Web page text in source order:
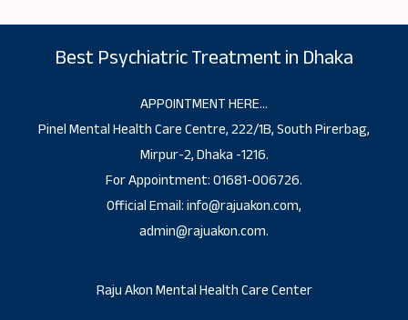
Best Psychiatric Treatment in Dhaka
APPOINTMENT HERE…
Pinel Mental Health Care Centre, 222/1B, South Pirerbag,
Mirpur-2, Dhaka -1216.
For Appointment: 01681-006726.
Official Email: info@rajuakon.com,
admin@rajuakon.com.
Raju Akon Mental Health Care Center